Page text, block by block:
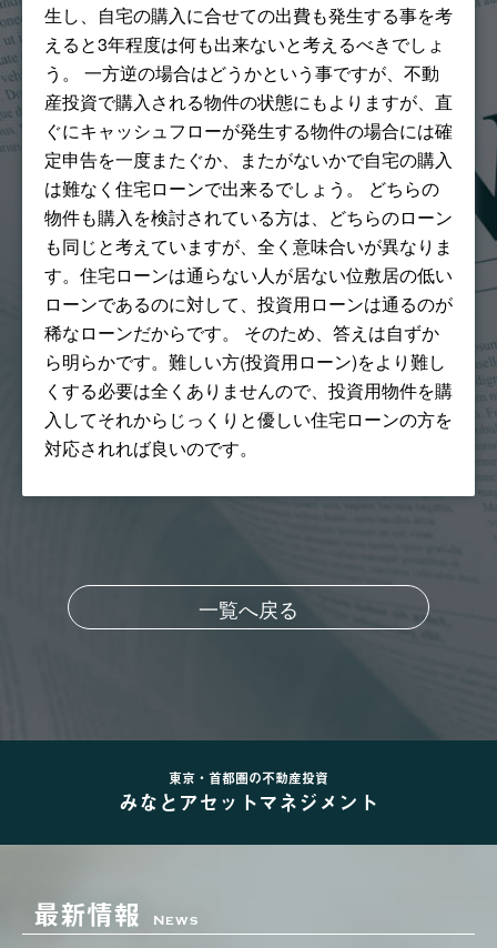
生し、自宅の購入に合せての出費も発生する事を考
えると3年程度は何も出来ないと考えるべきでしょ
う。 一方逆の場合はどうかという事ですが、不動
産投資で購入される物件の状態にもよりますが、直
ぐにキャッシュフローが発生する物件の場合には確
定申告を一度またぐか、またがないかで自宅の購入
は難なく住宅ローンで出来るでしょう。 どちらの
物件も購入を検討されている方は、どちらのローン
も同じと考えていますが、全く意味合いが異なりま
す。住宅ローンは通らない人が居ない位敷居の低い
ローンであるのに対して、投資用ローンは通るのが
稀なローンだからです。 そのため、答えは自ずか
ら明らかです。難しい方(投資用ローン)をより難し
くする必要は全くありませんので、投資用物件を購
入してそれからじっくりと優しい住宅ローンの方を
対応されれば良いのです。
一覧へ戻る
東京・首都圏の不動産投資
みなとアセットマネジメント
最新情報 News